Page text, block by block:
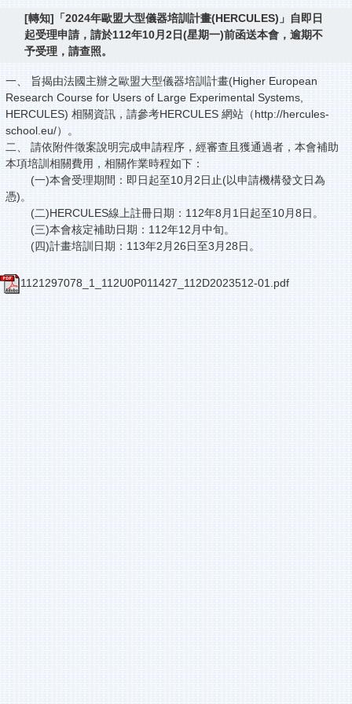
[轉知]「2024年歐盟大型儀器培訓計畫(HERCULES)」自即日
起受理申請，請於112年10月2日(星期一)前函送本會，逾期不
予受理，請查照。
一、 旨揭由法國主辦之歐盟大型儀器培訓計畫(Higher European
Research Course for Users of Large Experimental Systems,
HERCULES) 相關資訊，請參考HERCULES 網站（http://hercules-
school.eu/）。
二、 請依附件徵案說明完成申請程序，經審查且獲通過者，本會補助
本項培訓相關費用，相關作業時程如下：
(一)本會受理期間：即日起至10月2日止(以申請機構發文日為
憑)。
(二)HERCULES線上註冊日期：112年8月1日起至10月8日。
(三)本會核定補助日期：112年12月中旬。
(四)計畫培訓日期：113年2月26日至3月28日。
1121297078_1_112U0P011427_112D2023512-01.pdf